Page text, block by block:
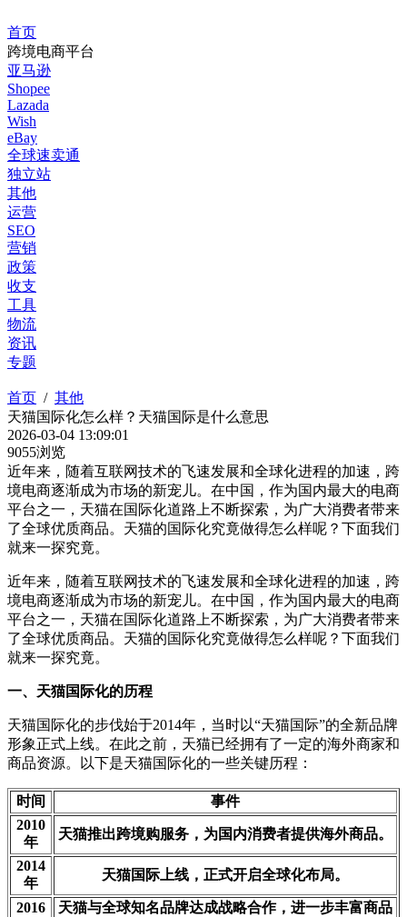
首页
跨境电商平台
亚马逊
Shopee
Lazada
Wish
eBay
全球速卖通
独立站
其他
运营
SEO
营销
政策
收支
工具
物流
资讯
专题
首页 / 其他
天猫国际化怎么样？天猫国际是什么意思
2026-03-04 13:09:01
9055浏览
近年来，随着互联网技术的飞速发展和全球化进程的加速，跨
境电商逐渐成为市场的新宠儿。在中国，作为国内最大的电商
平台之一，天猫在国际化道路上不断探索，为广大消费者带来
了全球优质商品。天猫的国际化究竟做得怎么样呢？下面我们
就来一探究竟。
近年来，随着互联网技术的飞速发展和全球化进程的加速，跨
境电商逐渐成为市场的新宠儿。在中国，作为国内最大的电商
平台之一，天猫在国际化道路上不断探索，为广大消费者带来
了全球优质商品。天猫的国际化究竟做得怎么样呢？下面我们
就来一探究竟。
一、天猫国际化的历程
天猫国际化的步伐始于2014年，当时以“天猫国际”的全新品牌
形象正式上线。在此之前，天猫已经拥有了一定的海外商家和
商品资源。以下是天猫国际化的一些关键历程：
时间
事件
2010
年
天猫推出跨境购服务，为国内消费者提供海外商品。
2014
年
天猫国际上线，正式开启全球化布局。
2016
天猫与全球知名品牌达成战略合作，进一步丰富商品